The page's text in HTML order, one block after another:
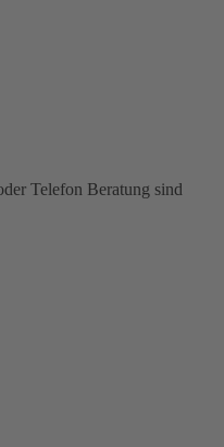
Telefon Beratung sind